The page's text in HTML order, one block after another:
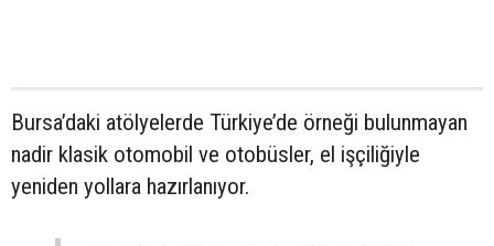
Bursa’daki atölyelerde Türkiye’de örneği bulunmayan
nadir klasik otomobil ve otobüsler, el işçiliğiyle
yeniden yollara hazırlanıyor.